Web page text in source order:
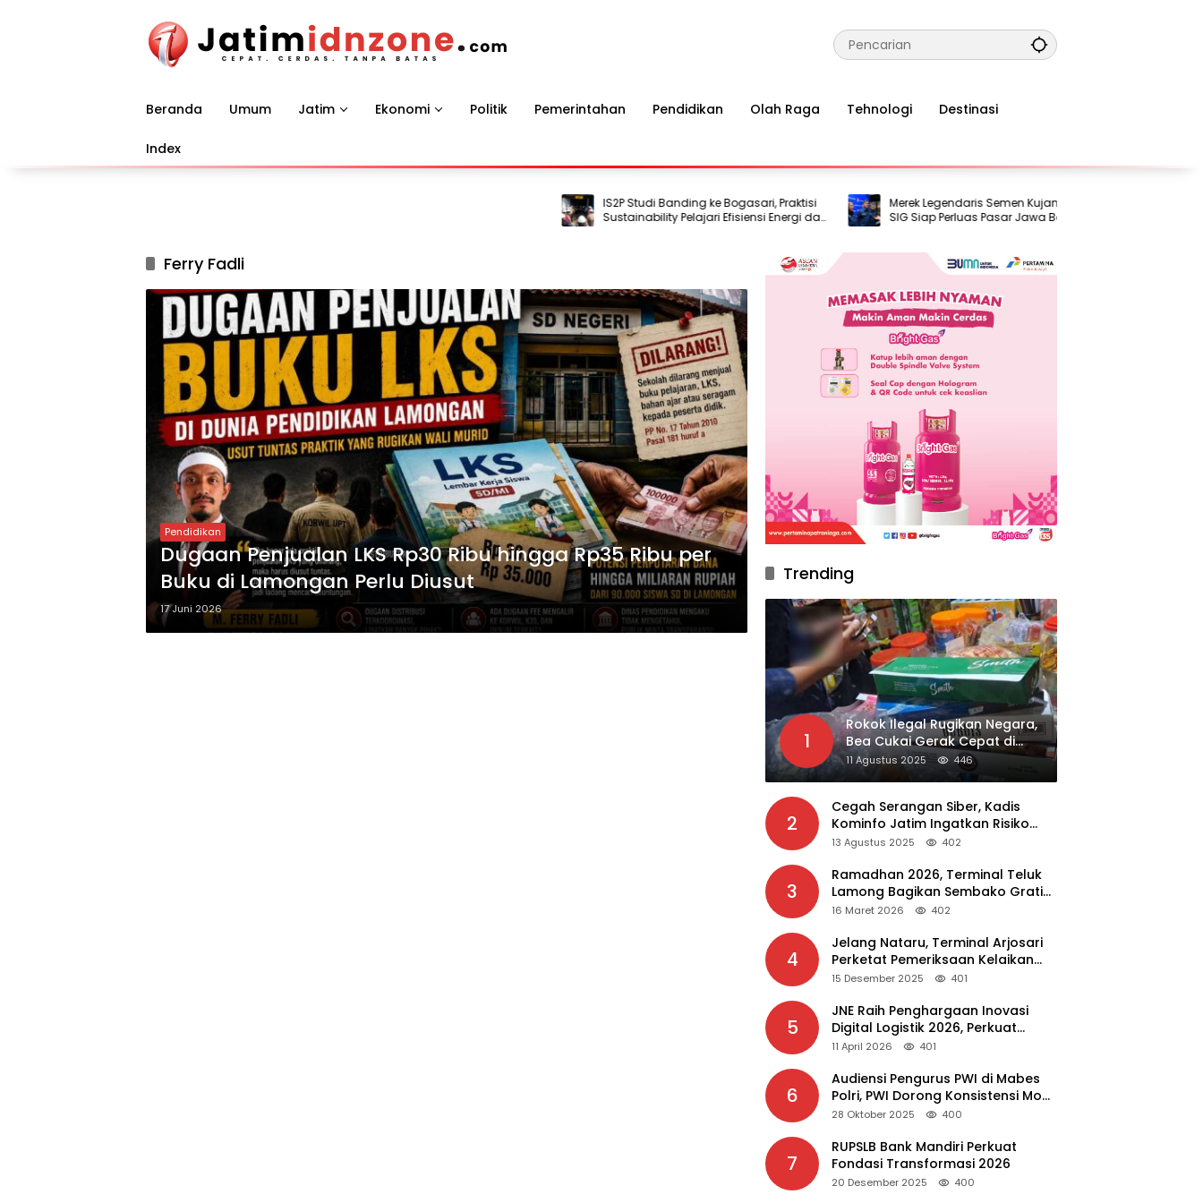
Beranda Umum Jatim Ekonomi Politik Pemerintahan Pendidikan Olah Raga Tehnologi Destinasi
Index
IS2P Studi Banding ke Bogasari, Praktisi
Sustainability Pelajari Efisiensi Energi dan
Air
Merek Legendaris Semen Kujang Bangkit,
SIG Siap Perluas Pasar Jawa Barat
Ferry Fadli
Pendidikan
Dugaan Penjualan LKS Rp30 Ribu hingga Rp35 Ribu per
Buku di Lamongan Perlu Diusut
17 Juni 2026
Trending
1
Rokok Ilegal Rugikan Negara,
Bea Cukai Gerak Cepat di
Giripurno
11 Agustus 2025 446
2
Cegah Serangan Siber, Kadis
Kominfo Jatim Ingatkan Risiko
Malware dari Aplikasi Bajakan
13 Agustus 2025 402
3
Ramadhan 2026, Terminal Teluk
Lamong Bagikan Sembako Gratis
dan Takjil untuk Masyarakat
16 Maret 2026 402
4
Jelang Nataru, Terminal Arjosari
Perketat Pemeriksaan Kelaikan
Bus
15 Desember 2025 401
5
JNE Raih Penghargaan Inovasi
Digital Logistik 2026, Perkuat
Transformasi Layanan
11 April 2026 401
6
Audiensi Pengurus PWI di Mabes
Polri, PWI Dorong Konsistensi MoU
Dewan Pers – Polri
28 Oktober 2025 400
7
RUPSLB Bank Mandiri Perkuat
Fondasi Transformasi 2026
20 Desember 2025 400